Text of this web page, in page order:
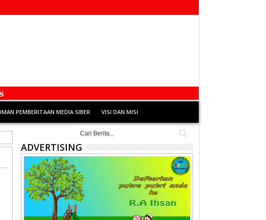
PEMBERITAAN MEDIA SIBER VISI DAN MISI
ADVERTISING